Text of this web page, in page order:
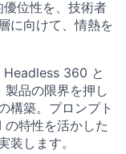
位性を、技術者
に向けて、情熱を
Headless 360 と
品の限界を押し
構築。プロンプト
特性を活かした
装します。